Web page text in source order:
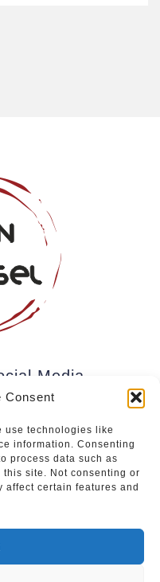
Consent
use technologies like
information. Consenting
process data such as
site. Not consenting or
affect certain features and
Media